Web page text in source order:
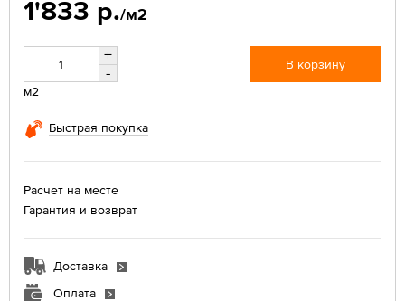
1'833 р./м2
+
-
м2
В корзину
Быстрая покупка
Расчет на месте
Гарантия и возврат
Доставка
Оплата